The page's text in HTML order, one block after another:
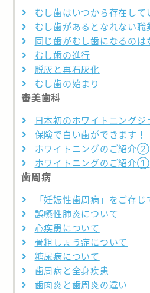
むし歯はいつから存在して
むし歯があるとなれない
同じ歯がむし歯になるのは
むし歯の進行
脱灰と再石灰化
むし歯の始まり
審美歯科
日本初のホワイトニングジ
保険で白い歯ができます！
ホワイトニングのご紹介②
ホワイトニングのご紹介①
歯周病
「妊娠性歯周病」をご存じ
誤嚥性肺炎について
心疾患について
骨粗しょう症について
糖尿病について
歯周病と全身疾患
歯肉炎と歯周炎の違い